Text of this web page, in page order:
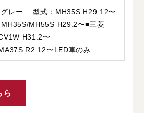
グレー 型式：MH35S H29.12〜
MH55S H29.2〜■三菱
H31.2〜
R2.12〜LED⾞のみ
ら